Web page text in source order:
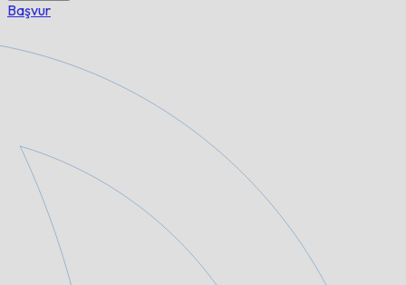
Başvur